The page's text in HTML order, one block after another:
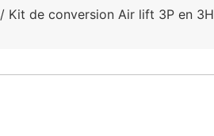
/ Kit de conversion Air lift 3P en 3H